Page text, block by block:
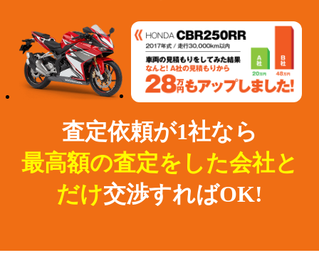
査定依頼が1社なら
最高額の査定をした会社と
だけ交渉すればOK!